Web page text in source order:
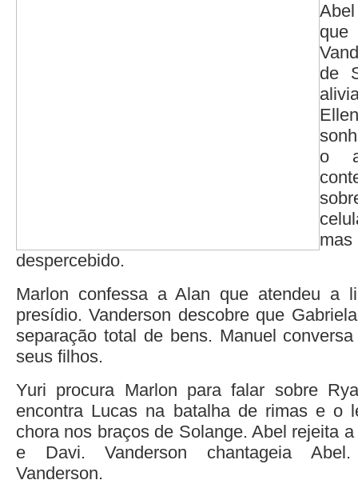
de
o
despercebido.
Marlon confessa a Alan que atendeu a
presídio. Vanderson descobre que
separação total de bens. Manuel
seus filhos.
Yuri procura Marlon para falar sobre
encontra Lucas na batalha de rimas e o
chora nos braços de Solange. Abel rejeita
e Davi. Vanderson chantageia
Vanderson.